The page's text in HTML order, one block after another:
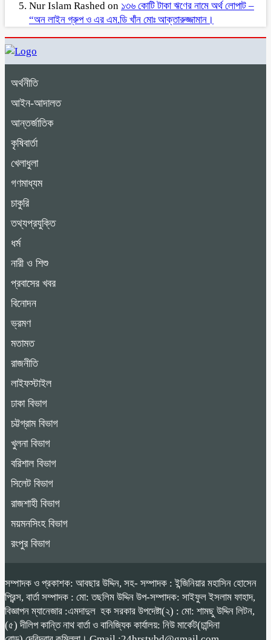
Nur Islam Rashed on ১৩৬ কোটি টাকা ঋণের নামে অর্থ লোপাট –
“অন লাইন গ্রুপ ও এর এম.ডি খাঁন মোঃ আক্তারুজ্জামান।
অর্থনীতি
আইন-আদালত
আন্তর্জাতিক
কৃষিবার্তা
খেলাধুলা
গণমাধ্যম
চাকুরি
তথ্যপ্রযুক্তি
ধর্ম
নারী ও শিশু
প্রবাসের খবর
বিনোদন
ভ্রমণ
মতামত
রাজনীতি
লাইফস্টাইল
ঢাকা বিভাগ
চট্টগ্রাম বিভাগ
খুলনা বিভাগ
বরিশাল বিভাগ
সিলেট বিভাগ
রাজশাহী বিভাগ
ময়মনসিংহ বিভাগ
রংপুর বিভাগ
সম্পাদক ও প্রকাশক: আবছার উদ্দিন, সহ- সম্পাদক : ইন্জিনিয়ার মহাসিন হোসেন
প্রিন্স, বার্তা সম্পাদক : মো: তছলিম উদ্দিন উপ-সম্পাদক: সাইফুল ইসলাম ফাহাদ,
বিজ্ঞাপন ম্যানেজার :এমদাদুল হক সরকার উপদেষ্টা(২) : মো: শামছু উদ্দিন লিটন,
(৫) দীলিপ কান্তি নাথ বার্তা ও বানিজ্যিক কার্যালয়: নিউ মার্কেট(চান্দিনা